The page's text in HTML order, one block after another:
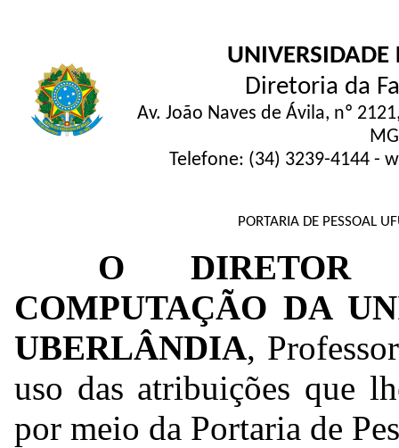
UNIVERSIDADE
Diretoria da
Av. João Naves de Ávila, nº
Telefone: (34) 3239-4144
PORTARIA DE PESSOAL
O DIRETOR
COMPUTAÇÃO DA
UBERLÂNDIA,
uso das atribuições que
por meio da Portaria de